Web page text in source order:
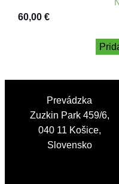
60,00 €
Prevádzka
Zuzkin Park 459/6,
040 11 Košice,
Slovensko